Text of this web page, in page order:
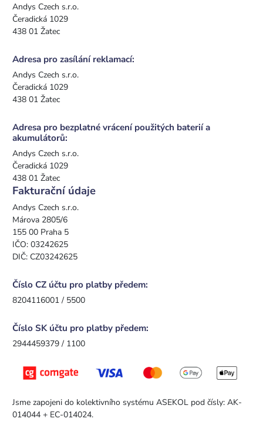
Andys Czech s.r.o.
Čeradická 1029
438 01 Žatec
Adresa pro zasílání reklamací:
Andys Czech s.r.o.
Čeradická 1029
438 01 Žatec
Adresa pro bezplatné vrácení použitých baterií a
akumulátorů:
Andys Czech s.r.o.
Čeradická 1029
438 01 Žatec
Fakturační údaje
Andys Czech s.r.o.
Márova 2805/6
155 00 Praha 5
IČO: 03242625
DIČ: CZ03242625
Číslo CZ účtu pro platby předem:
8204116001 / 5500
Číslo SK účtu pro platby předem:
2944459379 / 1100
Jsme zapojeni do kolektivního systému ASEKOL pod čísly: AK-
014044 + EC-014024.